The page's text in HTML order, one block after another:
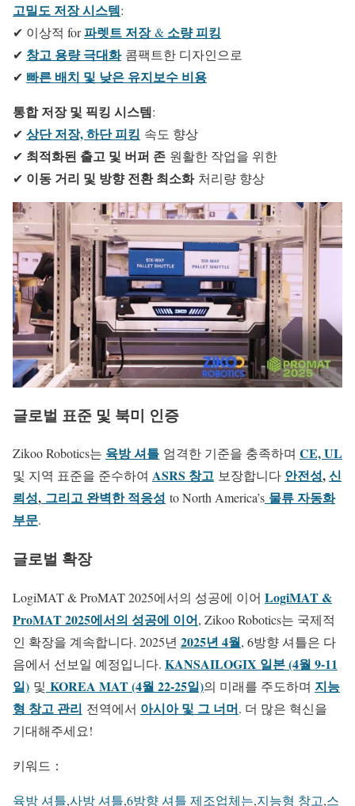
고밀도 저장 시스템:
✔ 이상적 for파렛트 저장& 소량 피킹
✔ 창고 용량 극대화콤팩트한 디자인으로
✔ 빠른 배치 및 낮은 유지보수 비용
통합 저장 및 픽킹 시스템:
✔ 상단 저장, 하단 피킹 속도 향상
✔ 최적화된 출고 및 버퍼 존 원활한 작업을 위한
✔ 이동 거리 및 방향 전환 최소화처리량 향상
글로벌 표준 및 북미 인증
Zikoo Robotics는 육방 셔틀 엄격한 기준을 충족하며 CE, UL
및 지역 표준을 준수하여 ASRS 창고 보장합니다 안전성,신
뢰성, 그리고 완벽한 적응성 to North America’s 물류 자동화
부문.
글로벌 확장
LogiMAT & ProMAT 2025에서의 성공에 이어 LogiMAT &
ProMAT 2025에서의 성공에 이어, Zikoo Robotics는 국제적
인 확장을 계속합니다. 2025년 2025년 4월, 6방향 셔틀은 다
음에서 선보일 예정입니다. KANSAILOGIX 일본 (4월 9-11
일) 및 KOREA MAT (4월 22-25일)의 미래를 주도하며 지능
형 창고 관리 전역에서 아시아 및 그 너머. 더 많은 혁신을
기대해주세요!
키워드：
육방 셔틀,사방 셔틀,6방향 셔틀 제조업체는,지능형 창고,스